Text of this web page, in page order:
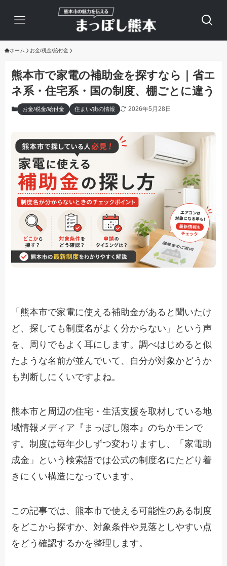
ホーム お金/税金/給付金
熊本市で家電の補助金を探すなら｜省エ
ネ系・住宅系・国の制度、棚ごとに違う
お金/税金/給付金 住まい/街の情報 2026年5月28日
「熊本市で家電に使える補助金があると聞いたけ
ど、探しても制度名がよく分からない」という声
を、周りでもよく耳にします。調べはじめると似
たような名前が並んでいて、自分が対象かどうか
も判断しにくいですよね。
熊本市と周辺の住宅・生活支援を取材している地
域情報メディア『まっぽし熊本』のちかモンで
す。制度は毎年少しずつ変わりますし、「家電助
成金」という検索語では公式の制度名にたどり着
きにくい構造になっています。
この記事では、熊本市で使える可能性のある制度
をどこから探すか、対象条件や見落としやすい点
をどう確認するかを整理します。